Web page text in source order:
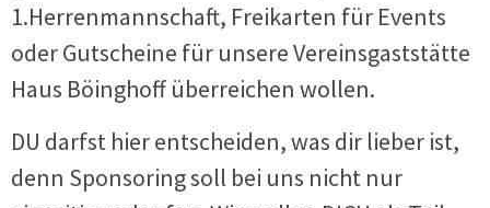
1.Herrenmannschaft, Freikarten für Events
oder Gutscheine für unsere Vereinsgaststätte
Haus Böinghoff überreichen wollen.
DU darfst hier entscheiden, was dir lieber ist,
denn Sponsoring soll bei uns nicht nur